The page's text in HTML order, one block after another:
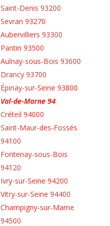
Saint-Denis 93200
Sevran 93270
Aubervilliers 93300
Pantin 93500
Aulnay-sous-Bois 93600
Drancy 93700
Épinay-sur-Seine 93800
Val-de-Marne 94
Créteil 94000
Saint-Maur-des-Fossés
94100
Fontenay-sous-Bois
94120
Ivry-sur-Seine 94200
Vitry-sur-Seine 94400
Champigny-sur-Marne
94500